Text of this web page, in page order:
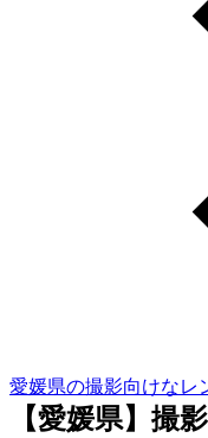
愛媛県の撮影向けなレ
【愛媛県】撮